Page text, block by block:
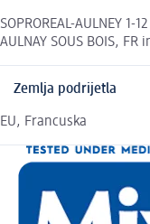
SOPROREAL-AULNEY 1-
AULNAY SOUS BOIS, FR
Zemlja podrijetla
EU, Francuska